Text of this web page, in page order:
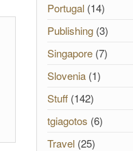
Portugal(14)
Publishing(3)
Singapore(7)
Slovenia(1)
Stuff(142)
tgiagotos (6)
Travel(25)